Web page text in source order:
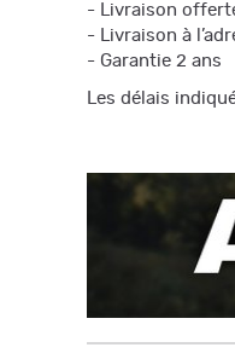
- Livraison
- Livraison à
- Garantie 2 ans
Les délais